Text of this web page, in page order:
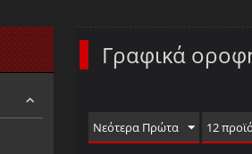
Γραφικά
Νεότερα Πρώτα 12